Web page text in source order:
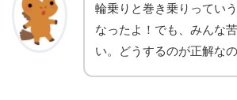
輪乗りと巻き乗りってい
なったよ！でも、みんな
い。どうするのが正解な